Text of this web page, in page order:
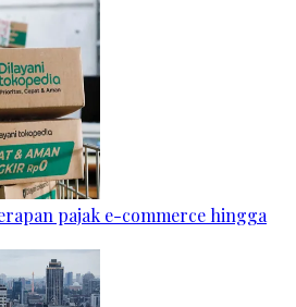
pajak e-commerce hingga